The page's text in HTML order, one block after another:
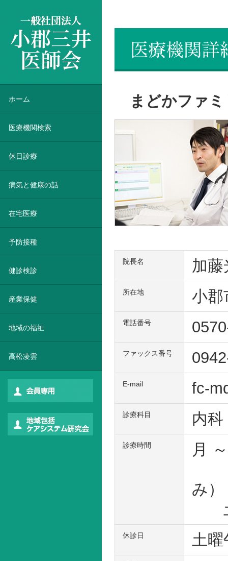
まどかファ
院長名 加藤
所在地 小郡
電話番号
ファックス番号
E-mail fc-
診療科目 内科
診療時間
月
み）
土
休診日 土曜
ホーム
医療機関検索
休日診療
病気と健康の話
在宅医療
予防接種
健診検診
産業保健
地域の福祉
高松凌雲